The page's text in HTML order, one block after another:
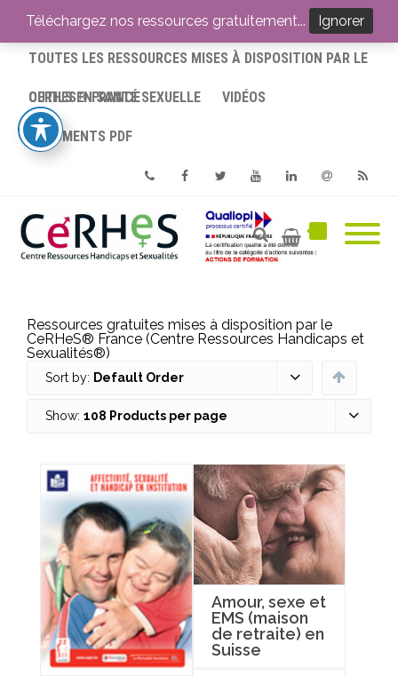
ACCUEIL
TOUTES LES RESSOURCES MISES À DISPOSITION PAR LE
CERHES® FRANCE
OUTILS EN SANTÉ SEXUELLE VIDÉOS
DOCUMENTS PDF
PhoneFacebookTwitterYoutube
Ressources gratuites mises à disposition par le
CeRHeS® France (Centre Ressources Handicaps et
Sexualités®)
Sort by: Default Order
Show: 108 Products per page
Amour, sexe et
EMS (maison
de retraite) en
Suisse
Téléchargez nos ressources gratuitement... Ignorer